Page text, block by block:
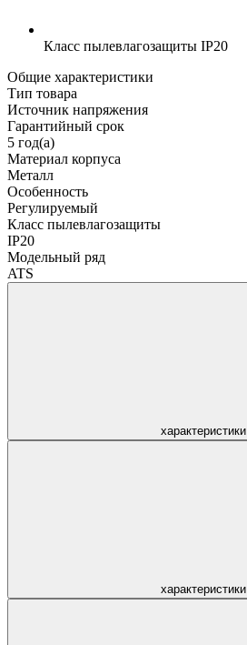
Класс пылевлагозащиты IP20
Общие характеристики
Тип товара
Источник напряжения
Гарантийный срок
5 год(а)
Материал корпуса
Металл
Особенность
Регулируемый
Класс пылевлагозащиты
IP20
Модельный ряд
ATS
характеристики
характеристики